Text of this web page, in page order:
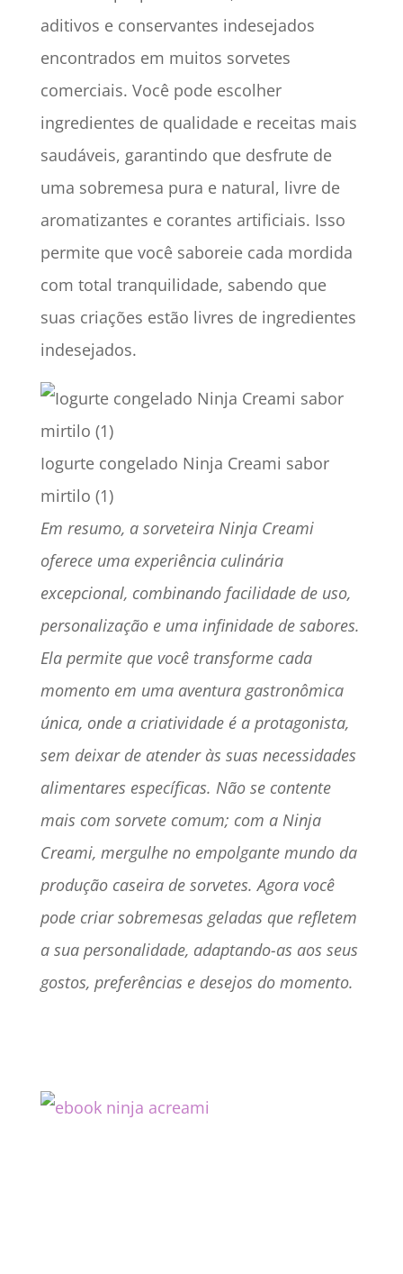
aditivos e conservantes indesejados
encontrados em muitos sorvetes
comerciais. Você pode escolher
ingredientes de qualidade e receitas mais
saudáveis, garantindo que desfrute de
uma sobremesa pura e natural, livre de
aromatizantes e corantes artificiais. Isso
permite que você saboreie cada mordida
com total tranquilidade, sabendo que
suas criações estão livres de ingredientes
indesejados.
Iogurte congelado Ninja Creami sabor
mirtilo (1)
Em resumo, a sorveteira Ninja Creami
oferece uma experiência culinária
excepcional, combinando facilidade de uso,
personalização e uma infinidade de sabores.
Ela permite que você transforme cada
momento em uma aventura gastronômica
única, onde a criatividade é a protagonista,
sem deixar de atender às suas necessidades
alimentares específicas. Não se contente
mais com sorvete comum; com a Ninja
Creami, mergulhe no empolgante mundo da
produção caseira de sorvetes. Agora você
pode criar sobremesas geladas que refletem
a sua personalidade, adaptando-as aos seus
gostos, preferências e desejos do momento.